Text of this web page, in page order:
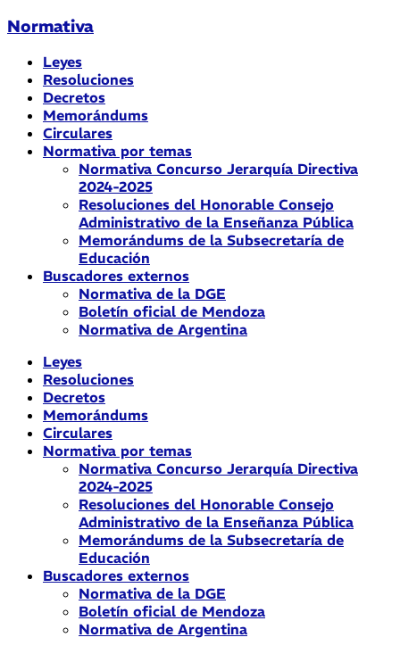
Normativa
Leyes
Resoluciones
Decretos
Memorándums
Circulares
Normativa por temas
Normativa Concurso Jerarquía Directiva
2024-2025
Resoluciones del Honorable Consejo
Administrativo de la Enseñanza Pública
Memorándums de la Subsecretaría de
Educación
Buscadores externos
Normativa de la DGE
Boletín oficial de Mendoza
Normativa de Argentina
Leyes
Resoluciones
Decretos
Memorándums
Circulares
Normativa por temas
Normativa Concurso Jerarquía Directiva
2024-2025
Resoluciones del Honorable Consejo
Administrativo de la Enseñanza Pública
Memorándums de la Subsecretaría de
Educación
Buscadores externos
Normativa de la DGE
Boletín oficial de Mendoza
Normativa de Argentina